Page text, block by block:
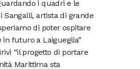
i quadri e le
Sangalli, artista di grande
di poter ospitare
in futuro a Laigueglia”
“il progetto di portare
Marittima sta